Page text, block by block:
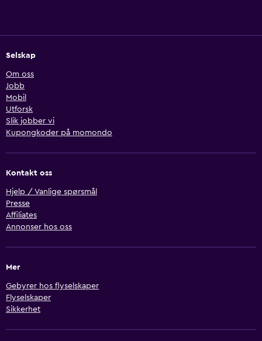
Selskap
Om oss
Jobb
Mobil
Utforsk
Slik jobber vi
Kupongkoder på momondo
Kontakt oss
Hjelp / Vanlige spørsmål
Presse
Affiliates
Annonser hos oss
Mer
Gebyrer hos flyselskaper
Flyselskaper
Sikkerhet